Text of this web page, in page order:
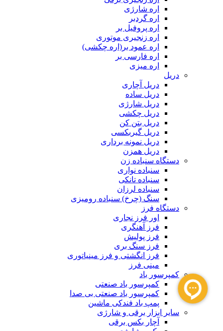
اره شارژی
اره گردبر
اره پروفیل بر
اره زنجیری موتوری
اره عمود بر(اره چکشی)
اره فارسی بر
اره میزی
دریل
دریل آچاری
دریل ساده
دریل شارژی
دریل چکشی
دریل بتن کن
دریل گیربکسی
دریل نمونه برداری
دریل همزن
دستگاه سنباده زن
سنباده نواری
سنباده تانکی
سنباده لرزان
سنگ (چرخ) سنباده رومیزی
دستگاه فرز
اور فرز نجاری
فرز آهنگری
فرز پولیش
فرز سنگ بری
فرز انگشتی و فرز مینیاتوری
مینی فرز
کمپرسور باد
کمپرسور باد صنعتی
کمپرسور باد صنعتی بی صدا
پمپ باد فندکی ماشین
سایر ابزار برقی و شارژی
آچار بکس برقی